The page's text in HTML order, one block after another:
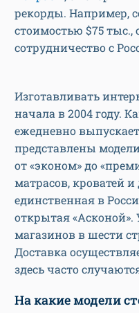
рекорды. Например,
стоимостью $75 тыс.,
сотрудничество с
Изготавливать
начала в 2004 году.
ежедневно
представлены
от «эконом» до
матрасов, кроватей
единственная в
открытая «Асконой».
магазинов в шести
Доставка
здесь часто
На какие модели